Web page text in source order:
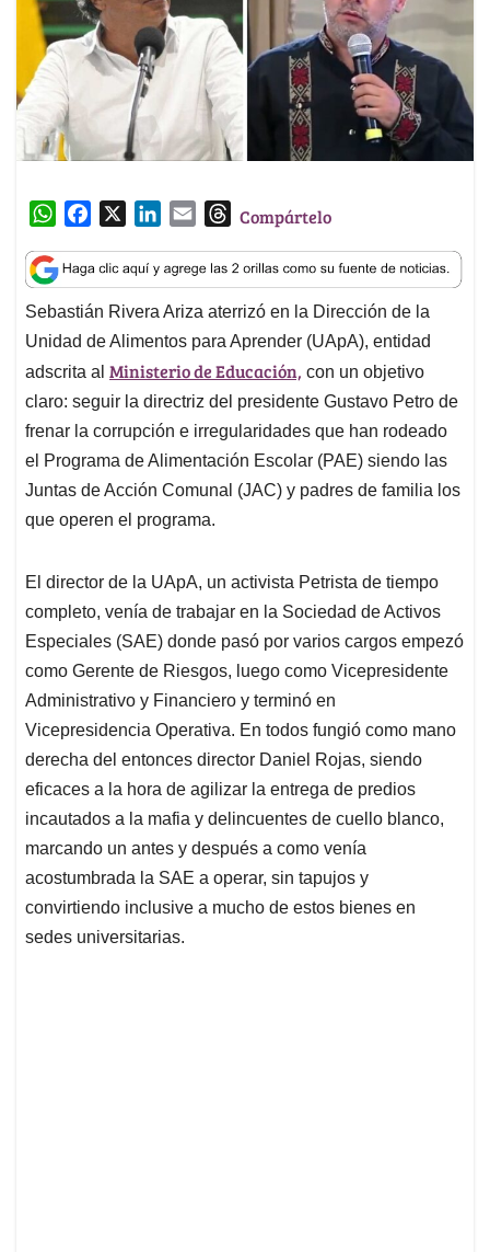
W
a
t
s
A
p
p
c
e
b
o
o
k
n
k
e
d
I
n
a
i
l
T
r
e
a
d
s
Compártelo
Sebastián Rivera Ariza aterrizó en la Dirección de la
Unidad de Alimentos para Aprender (UApA), entidad
adscrita al Ministerio de Educación, con un objetivo
claro: seguir la directriz del presidente Gustavo Petro de
frenar la corrupción e irregularidades que han rodeado
el Programa de Alimentación Escolar (PAE) siendo las
Juntas de Acción Comunal (JAC) y padres de familia los
que operen el programa.
El director de la UApA, un activista Petrista de tiempo
completo, venía de trabajar en la Sociedad de Activos
Especiales (SAE) donde pasó por varios cargos empezó
como Gerente de Riesgos, luego como Vicepresidente
Administrativo y Financiero y terminó en
Vicepresidencia Operativa. En todos fungió como mano
derecha del entonces director Daniel Rojas, siendo
eficaces a la hora de agilizar la entrega de predios
incautados a la mafia y delincuentes de cuello blanco,
marcando un antes y después a como venía
acostumbrada la SAE a operar, sin tapujos y
convirtiendo inclusive a mucho de estos bienes en
sedes universitarias.